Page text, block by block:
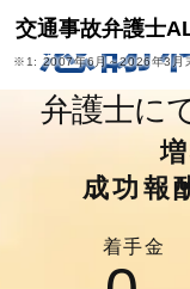
交通事故弁護士
慰謝
弁護士に
※1:2007年6月～2026年3月
成功報
着手金